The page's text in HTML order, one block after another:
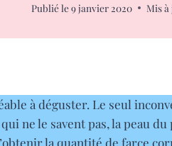
Publié le9 janvier 2020 Mis
à déguster. Le seul
ne le savent pas, la peau
la quantité de farce